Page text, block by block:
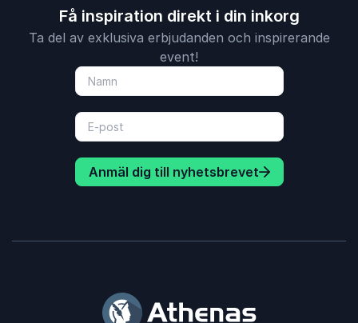
Få inspiration direkt i din inkorg
Ta del av exklusiva erbjudanden och inspirerande
event!
Anmäl dig till nyhetsbrevet